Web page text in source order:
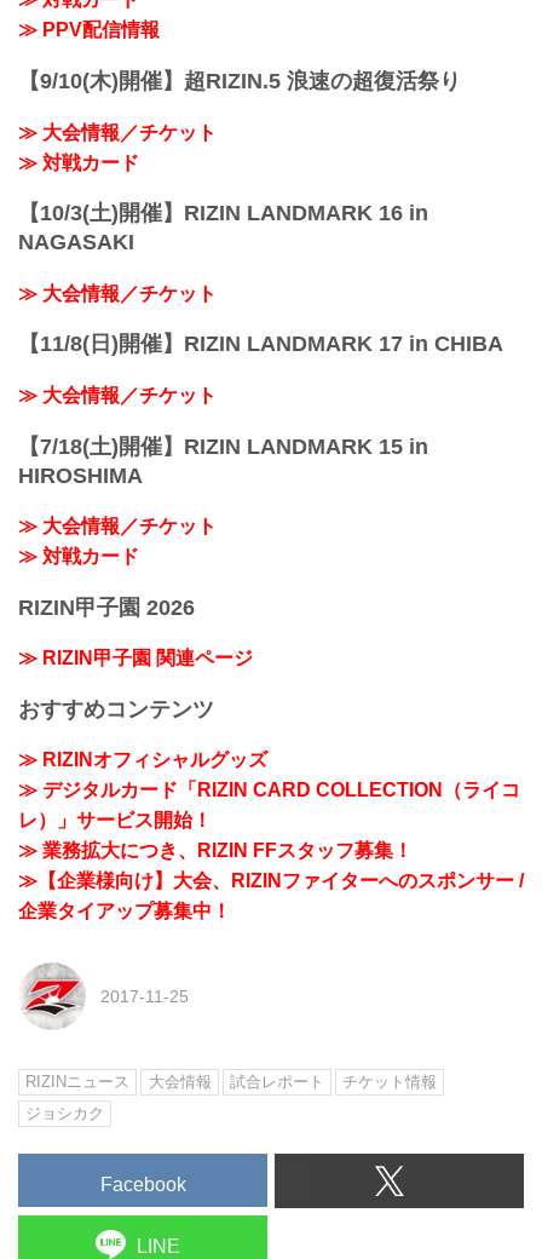
≫ PPV配信情報
【9/10(木)開催】超RIZIN.5 浪速の超復活祭り
≫ 大会情報／チケット
≫ 対戦カード
【10/3(土)開催】RIZIN LANDMARK 16 in
NAGASAKI
≫ 大会情報／チケット
【11/8(日)開催】RIZIN LANDMARK 17 in CHIBA
≫ 大会情報／チケット
【7/18(土)開催】RIZIN LANDMARK 15 in
HIROSHIMA
≫ 大会情報／チケット
≫ 対戦カード
RIZIN甲子園 2026
≫ RIZIN甲子園 関連ページ
おすすめコンテンツ
≫ RIZINオフィシャルグッズ
≫ デジタルカード「RIZIN CARD COLLECTION（ライコ
レ）」サービス開始！
≫ 業務拡大につき、RIZIN FFスタッフ募集！
≫【企業様向け】大会、RIZINファイターへのスポンサー /
企業タイアップ募集中！
2017-11-25
RIZINニュース 大会情報 試合レポート
チケット情報
ジョシカク
Facebook
LINE